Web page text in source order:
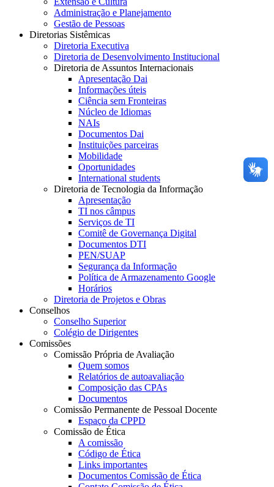
Administração e Planejamento
Gestão de Pessoas
Diretorias Sistêmicas
Diretoria Executiva
Diretoria de Desenvolvimento Institucional
Diretoria de Assuntos Internacionais
Apresentação Dai
Informações úteis
Ciência sem Fronteiras
Núcleo de Idiomas
NAIs
Documentos Dai
Instituições parceiras
Mobilidade
Oportunidades
International students
Diretoria de Tecnologia da Informação
Apresentação
TI nos câmpus
Serviços de TI
Comitê de Governança Digital
Documentos DTI
PEN/SUAP
Segurança da Informação
Política de Armazenamento Google
Horários
Diretoria de Projetos e Obras
Conselhos
Conselho Superior
Colégio de Dirigentes
Comissões
Comissão Própria de Avaliação
Quem somos
Relatórios de autoavaliação
Composição das CPAs
Documentos
Comissão Permanente de Pessoal Docente
Espaço da CPPD
Comissão de Ética
A comissão
Código de Ética
Links importantes
Documentos Comissão de Ética